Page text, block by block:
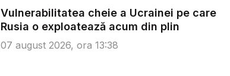
Vulnerabilitatea cheie a Ucrainei pe care
Rusia o exploatează acum din plin
07 august 2026, ora 13:38